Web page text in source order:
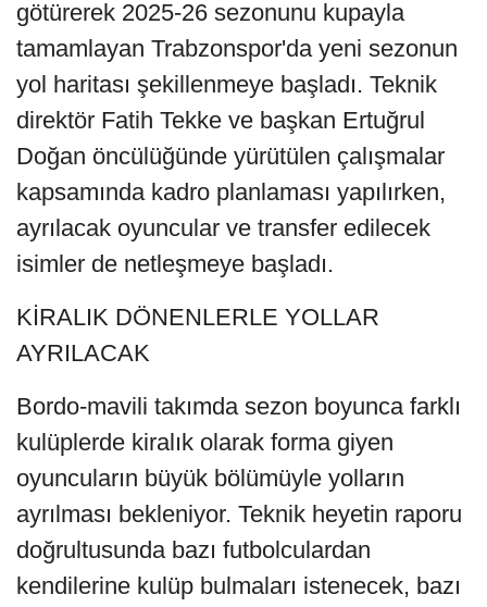
götürerek 2025-26 sezonunu kupayla
tamamlayan Trabzonspor'da yeni sezonun
yol haritası şekillenmeye başladı. Teknik
direktör Fatih Tekke ve başkan Ertuğrul
Doğan öncülüğünde yürütülen çalışmalar
kapsamında kadro planlaması yapılırken,
ayrılacak oyuncular ve transfer edilecek
isimler de netleşmeye başladı.
KİRALIK DÖNENLERLE YOLLAR
AYRILACAK
Bordo-mavili takımda sezon boyunca farklı
kulüplerde kiralık olarak forma giyen
oyuncuların büyük bölümüyle yolların
ayrılması bekleniyor. Teknik heyetin raporu
doğrultusunda bazı futbolculardan
kendilerine kulüp bulmaları istenecek, bazı